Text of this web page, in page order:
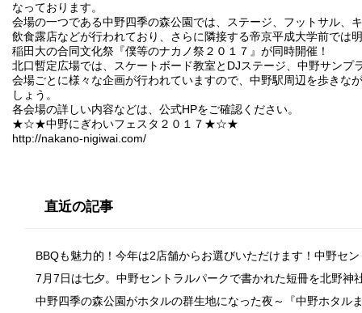
なっております。
会場の一つである中野四季の森公園では、ステージ、フットサル、
飲食露店などが行われており、さらに隣接する帝京平成大学前では
稲田大の合同文化祭『僕等のナカノ祭２０１７』が同時開催！
北口暫定広場では、スケートボード教室とDJステージ、中野サンプ
会場ごとに様々な企画が行われていますので、中野駅周辺を歩きな
しょう。
各会場の詳しい内容などは、公式HPをご確認ください。
★☆★中野にぎわいフェスタ２０１７★☆★
http://nakano-nigiwai.com/
直近の記事
BBQも魅力的！今年は2店舗からお選びいただけます！中野セ
7月7日は七夕。中野セントラルパークで書かれた短冊を北野神
中野四季の森公園がホタルの群生地になった夜～『中野ホタル